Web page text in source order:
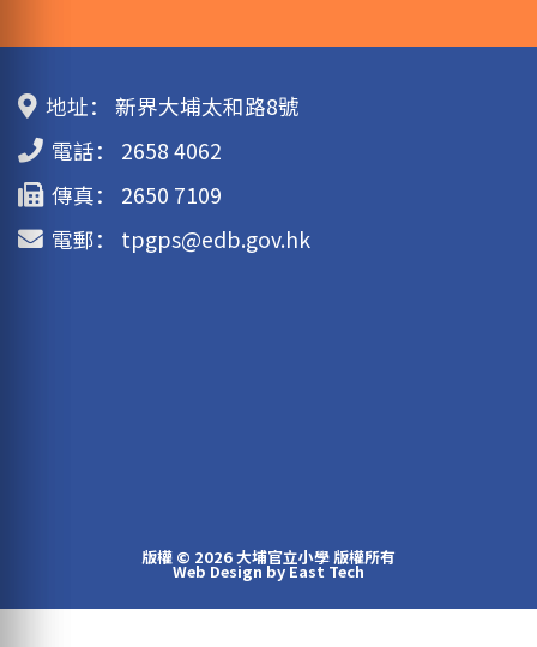
地址：
新界大埔太和路8號
電話：
2658 4062
傳真：
2650 7109
電郵：
tpgps@edb.gov.hk
版權 © 2026 大埔官立小學 版權所有
Web DesignbyEast Tech